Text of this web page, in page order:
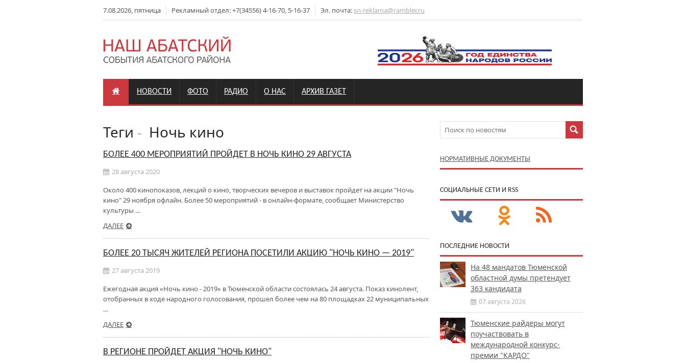
7.08.2026, пятница Рекламный отдел: +7(34556) 4-16-70, 5-16-37 Эл. почта: sn-reklama@rambler.ru
НОВОСТИ ФОТО РАДИО О НАС АРХИВ ГАЗЕТ
Теги - Ночь кино
БОЛЕЕ 400 МЕРОПРИЯТИЙ ПРОЙДЕТ В НОЧЬ КИНО 29 АВГУСТА
28 августа 2020
Около 400 кинопоказов, лекций о кино, творческих вечеров и выставок пройдет на акции "Ночь
кино" 29 ноября офлайн. Более 50 мероприятий - в онлайн-формате, сообщает Министерство
культуры …
ДАЛЕЕ
БОЛЕЕ 20 ТЫСЯЧ ЖИТЕЛЕЙ РЕГИОНА ПОСЕТИЛИ АКЦИЮ "НОЧЬ КИНО — 2019"
27 августа 2019
Ежегодная акция «Ночь кино - 2019» в Тюменской области состоялась 24 августа. Показ кинолент,
отобранных в ходе народного голосования, прошел более чем на 80 площадках 22 муниципальных
…
ДАЛЕЕ
В РЕГИОНЕ ПРОЙДЕТ АКЦИЯ "НОЧЬ КИНО"
НОРМАТИВНЫЕ ДОКУМЕНТЫ
CОЦИАЛЬНЫЕ СЕТИ И RSS
ПОСЛЕДНИЕ НОВОСТИ
На 48 мандатов Тюменской
областной думы претендует
363 кандидата
07 августа 2026
Тюменские райдеры могут
поучаствовать в
международной конкурс-
премии "КАРДО"